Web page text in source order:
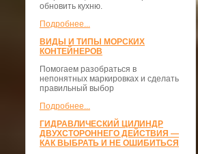
обновить кухню.
Подробнее...
ВИДЫ И ТИПЫ МОРСКИХ
КОНТЕЙНЕРОВ
Помогаем разобраться в
непонятных маркировках и сделать
правильный выбор
Подробнее...
ГИДРАВЛИЧЕСКИЙ ЦИЛИНДР
ДВУХСТОРОННЕГО ДЕЙСТВИЯ —
КАК ВЫБРАТЬ И НЕ ОШИБИТЬСЯ